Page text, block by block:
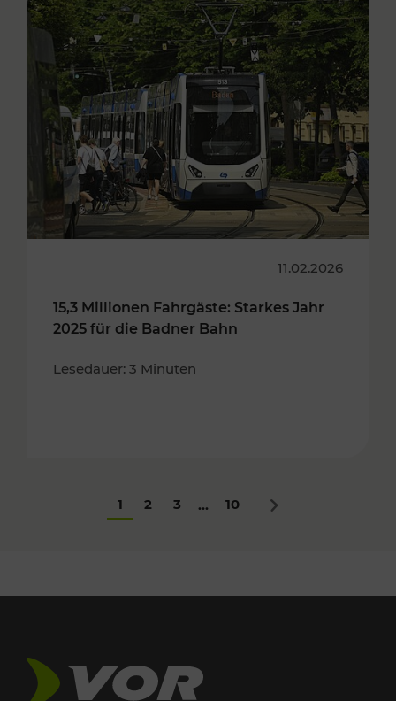
11.02.2026
15,3 Millionen Fahrgäste: Starkes Jahr
2025 für die Badner Bahn
Lesedauer: 3 Minuten
1 2 3 ... 10 Nächstes